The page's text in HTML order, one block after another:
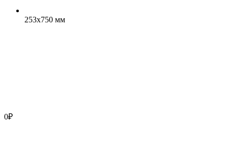
253x750 мм
0₽